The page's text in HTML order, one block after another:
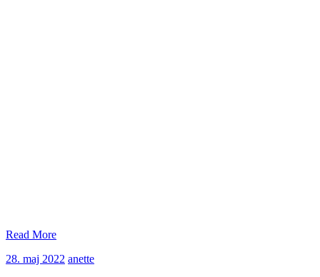
Read More
28. maj 2022 28.
anetteanette